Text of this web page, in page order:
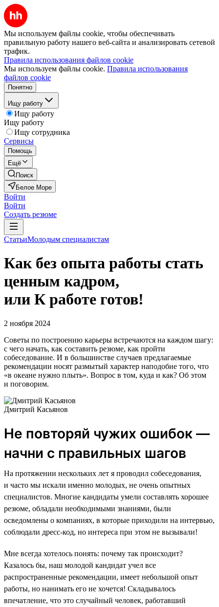
Мы используем файлы cookie, чтобы обеспечивать
правильную работу нашего веб-сайта и анализировать сетевой
трафик.
Правила использования файлов cookie
Мы используем файлы cookie. Правила использования
файлов cookie
Понятно
Ищу работу
Ищу работу
Ищу работу
Ищу сотрудника
Сервисы
Помощь
Ещё
Поиск
Белое Море
Войти
Войти
Создать резюме
СтатьиМолодым специалистам
Как без опыта работы стать
ценным кадром,
или К работе готов!
2 ноября 2024
Советы по построению карьеры встречаются на каждом шагу:
с чего начать, как составить резюме, как пройти
собеседование. И в большинстве случаев предлагаемые
рекомендации носят размытый характер наподобие того, что
«в океане нужно плыть». Вопрос в том, куда и как? Об этом
и поговорим.
Дмитрий Касьянов
Не повторяй чужих ошибок —
начни с правильных шагов
На протяжении нескольких лет я проводил собеседования,
и часто мы искали именно молодых, не очень опытных
специалистов. Многие кандидаты умели составлять хорошее
резюме, обладали необходимыми знаниями, были
осведомлены о компаниях, в которые приходили на интервью,
соблюдали дресс-код, но интереса при этом не вызывали!
Мне всегда хотелось понять: почему так происходит?
Казалось бы, наш молодой кандидат учел все
распространенные рекомендации, имеет небольшой опыт
работы, но нанимать его не хочется! Складывалось
впечатление, что это случайный человек, работавший